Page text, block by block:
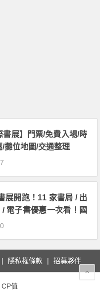
書展】門票/免費入場/時
/攤位地圖/交通整理
展開跑！11 家書局 / 出
電子書優惠一次看！國
享優惠！
隱私權條款 招募夥伴
值